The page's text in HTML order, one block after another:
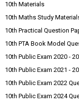
10th Materials
10th Maths Study
10th Practical Question
10th PTA Book Model
10th Public Exam 2020 -
10th Public Exam 2021 -
10th Public Exam 2022
10th Public Exam 2024